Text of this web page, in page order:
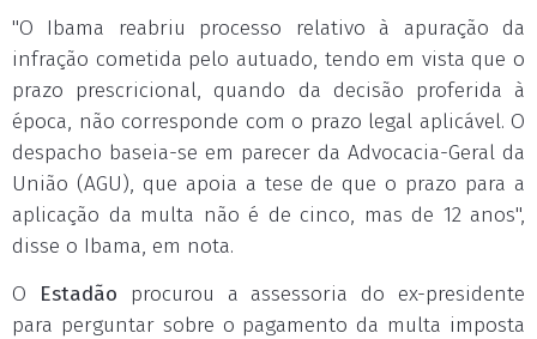
"O Ibama reabriu processo relativo à apuração da
infração cometida pelo autuado, tendo em vista que o
prazo prescricional, quando da decisão proferida à
época, não corresponde com o prazo legal aplicável. O
despacho baseia-se em parecer da Advocacia-Geral da
União (AGU), que apoia a tese de que o prazo para a
aplicação da multa não é de cinco, mas de 12 anos",
disse o Ibama, em nota.
O
Estadão procurou a assessoria do ex-presidente
para perguntar sobre o pagamento da multa imposta